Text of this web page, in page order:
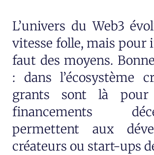
L’univers du Web3
vitesse folle, mais pour
faut des moyens.
: dans l’écosystème
grants sont là pour
financements
permettent aux
créateurs ou start-ups